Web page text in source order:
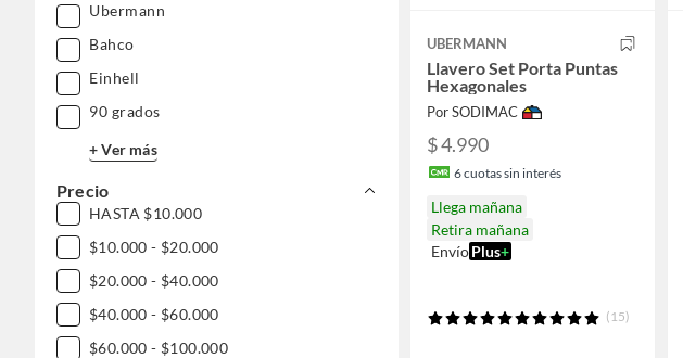
Ubermann
Bahco
Einhell
90 grados
+ Ver más
Precio
HASTA $10.000
$10.000 - $20.000
$20.000 - $40.000
$40.000 - $60.000
$60.000 - $100.000
UBERMANN
Llavero Set Porta Puntas
Hexagonales
Por SODIMAC
$ 4.990
6cuotas sin interés
Llega mañana
Retira mañana
EnvíoPlus+
(15)